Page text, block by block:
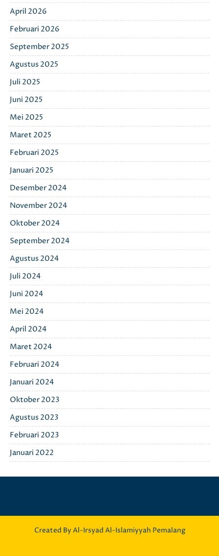
April 2026
Februari 2026
September 2025
Agustus 2025
Juli 2025
Juni 2025
Mei 2025
Maret 2025
Februari 2025
Januari 2025
Desember 2024
November 2024
Oktober 2024
September 2024
Agustus 2024
Juli 2024
Juni 2024
Mei 2024
April 2024
Maret 2024
Februari 2024
Januari 2024
Oktober 2023
Agustus 2023
Februari 2023
Januari 2022
Created By Al-Irsyad Al-Islamiyyah Pemalang